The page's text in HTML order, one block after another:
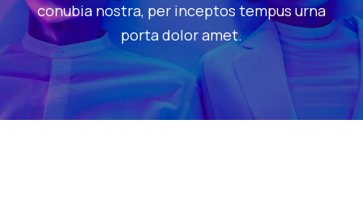
conubia nostra, per inceptos tempus urna
porta dolor amet.